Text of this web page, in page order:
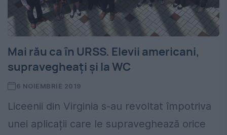
Mai rău ca în URSS. Elevii americani,
supravegheați și la WC
6 NOIEMBRIE 2019
Liceenii din Virginia s-au revoltat împotriva
unei aplicații care le supraveghează orice